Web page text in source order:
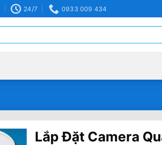
24/7 0933 009 434
Lắp Đặt Camera